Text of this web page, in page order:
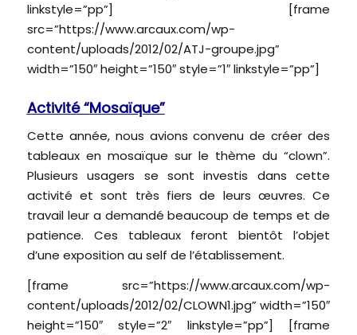
linkstyle=”pp”] [frame
src=”https://www.arcaux.com/wp-
content/uploads/2012/02/ATJ-groupe.jpg”
width=”150″ height=”150″ style=”1″ linkstyle=”pp”]
Activité “Mosaïque”
Cette année, nous avions convenu de créer des
tableaux en mosaïque sur le thème du “clown”.
Plusieurs usagers se sont investis dans cette
activité et sont très fiers de leurs œuvres. Ce
travail leur a demandé beaucoup de temps et de
patience. Ces tableaux feront bientôt l’objet
d’une exposition au self de l’établissement.
[frame src=”https://www.arcaux.com/wp-
content/uploads/2012/02/CLOWN1.jpg” width=”150″
height=”150″ style=”2″ linkstyle=”pp”] [frame